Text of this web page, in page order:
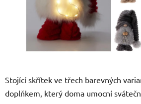
Stojící skřítek ve třech barevných
doplňkem, který doma umocní